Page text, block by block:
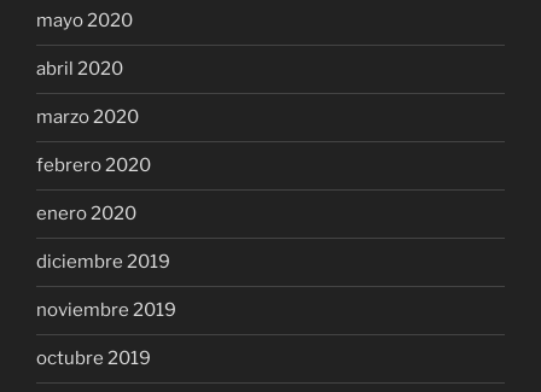
mayo 2020
abril 2020
marzo 2020
febrero 2020
enero 2020
diciembre 2019
noviembre 2019
octubre 2019